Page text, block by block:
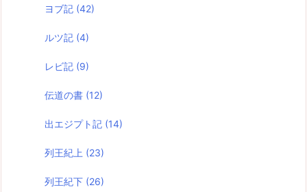
ヨブ記 (42)
ルツ記 (4)
レビ記 (9)
伝道の書 (12)
出エジプト記 (14)
列王紀上 (23)
列王紀下 (26)